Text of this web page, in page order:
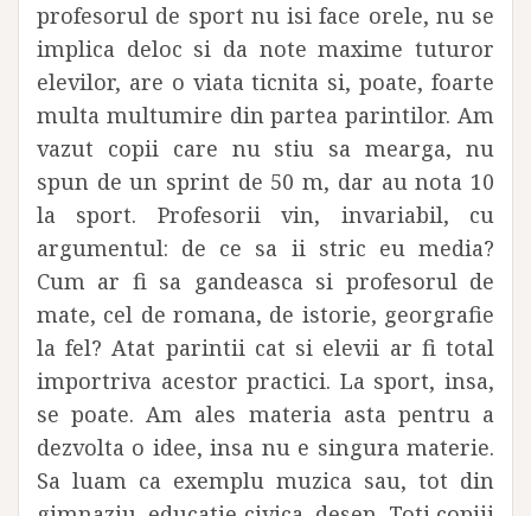
profesorul de sport nu isi face orele, nu se
implica deloc si da note maxime tuturor
elevilor, are o viata ticnita si, poate, foarte
multa multumire din partea parintilor. Am
vazut copii care nu stiu sa mearga, nu
spun de un sprint de 50 m, dar au nota 10
la sport. Profesorii vin, invariabil, cu
argumentul: de ce sa ii stric eu media?
Cum ar fi sa gandeasca si profesorul de
mate, cel de romana, de istorie, georgrafie
la fel? Atat parintii cat si elevii ar fi total
importriva acestor practici. La sport, insa,
se poate. Am ales materia asta pentru a
dezvolta o idee, insa nu e singura materie.
Sa luam ca exemplu muzica sau, tot din